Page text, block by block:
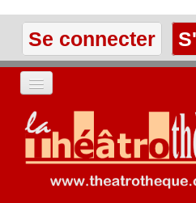
Se connecter
ACCUEIL
LES TEXTES